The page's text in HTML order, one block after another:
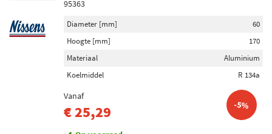
95363
Diameter [mm]
60
Hoogte [mm]
170
Materiaal
Aluminium
Koelmiddel
R 134a
Vanaf
€ 25,29 -5%